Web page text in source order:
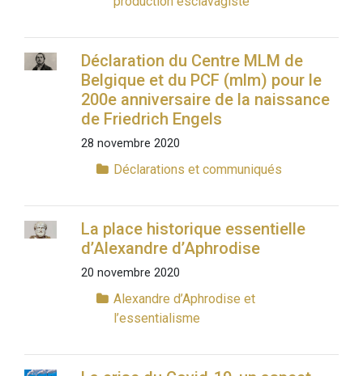
Déclaration du Centre MLM de
Belgique et du PCF (mlm) pour le
200e anniversaire de la naissance
de Friedrich Engels
28 novembre 2020
Déclarations et communiqués
La place historique essentielle
d’Alexandre d’Aphrodise
20 novembre 2020
Alexandre d’Aphrodise et
l’essentialisme